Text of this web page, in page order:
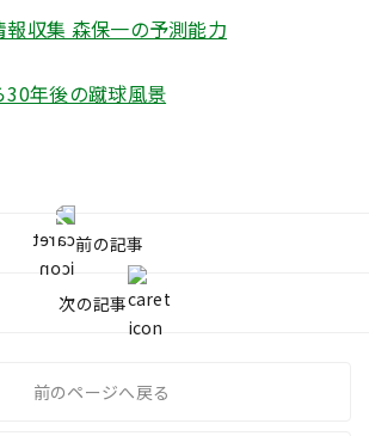
報収集 森保一の予測能力
30年後の蹴球風景
前の記事
次の記事
前のページへ戻る